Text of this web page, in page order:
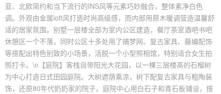
亚、北欧简约和当下流行的INS风等元素巧妙融合，整体素净白色
调。外观由金属loft风打造时尚高级感，而内部用原木暖调营造温馨舒
适的居家氛围。别墅一层楼全部为室内公区建造，餐厅茶室酒吧书吧
休憩区一个不落，同时公区十多处用了捕梦网、复古家具、藤编配饰
等搭配出特色别致的小场景，活脱一个小型照相馆，特别适合女生拍
照打卡。\n【庭院】客栈自带阳光大花园，以一棵三层楼高的石榴树
为中心打造日式田园庭院。大树遮荫乘凉，树下配复古家具与粗陶装
饰，还原80年代奶奶家的院子。庭院中心用白石子和青石板铺设，搭